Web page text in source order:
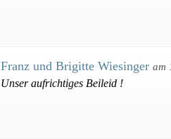
Franz und Brigitte Wiesinger am
Unser aufrichtiges Beileid !